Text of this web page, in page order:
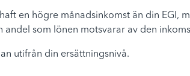
en högre månadsinkomst än din EGI,
andel som lönen motsvarar av den
utifrån din ersättningsnivå.